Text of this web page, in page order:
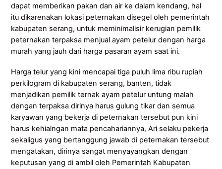
dapat memberikan pakan dan air ke dalam kendang, hal
itu dikarenakan lokasi peternakan disegel oleh pemerintah
kabupaten serang, untuk meminimalisir kerugian pemilik
peternakan terpaksa menjual ayam petelur dengan harga
murah yang jauh dari harga pasaran ayam saat ini.
Harga telur yang kini mencapai tiga puluh lima ribu rupiah
perkilogram di kabupaten serang, banten, tidak
menjadikan pemilik ternak ayam petelur untung malah
dengan terpaksa dirinya harus gulung tikar dan semua
karyawan yang bekerja di peternakan tersebut pun kini
harus kehialngan mata pencahariannya, Ari selaku pekerja
sekaligus yang bertanggung jawab di peternakan tersebut
mengatakan, dirinya sangat menyayangkan dengan
keputusan yang di ambil oleh Pemerintah Kabupaten